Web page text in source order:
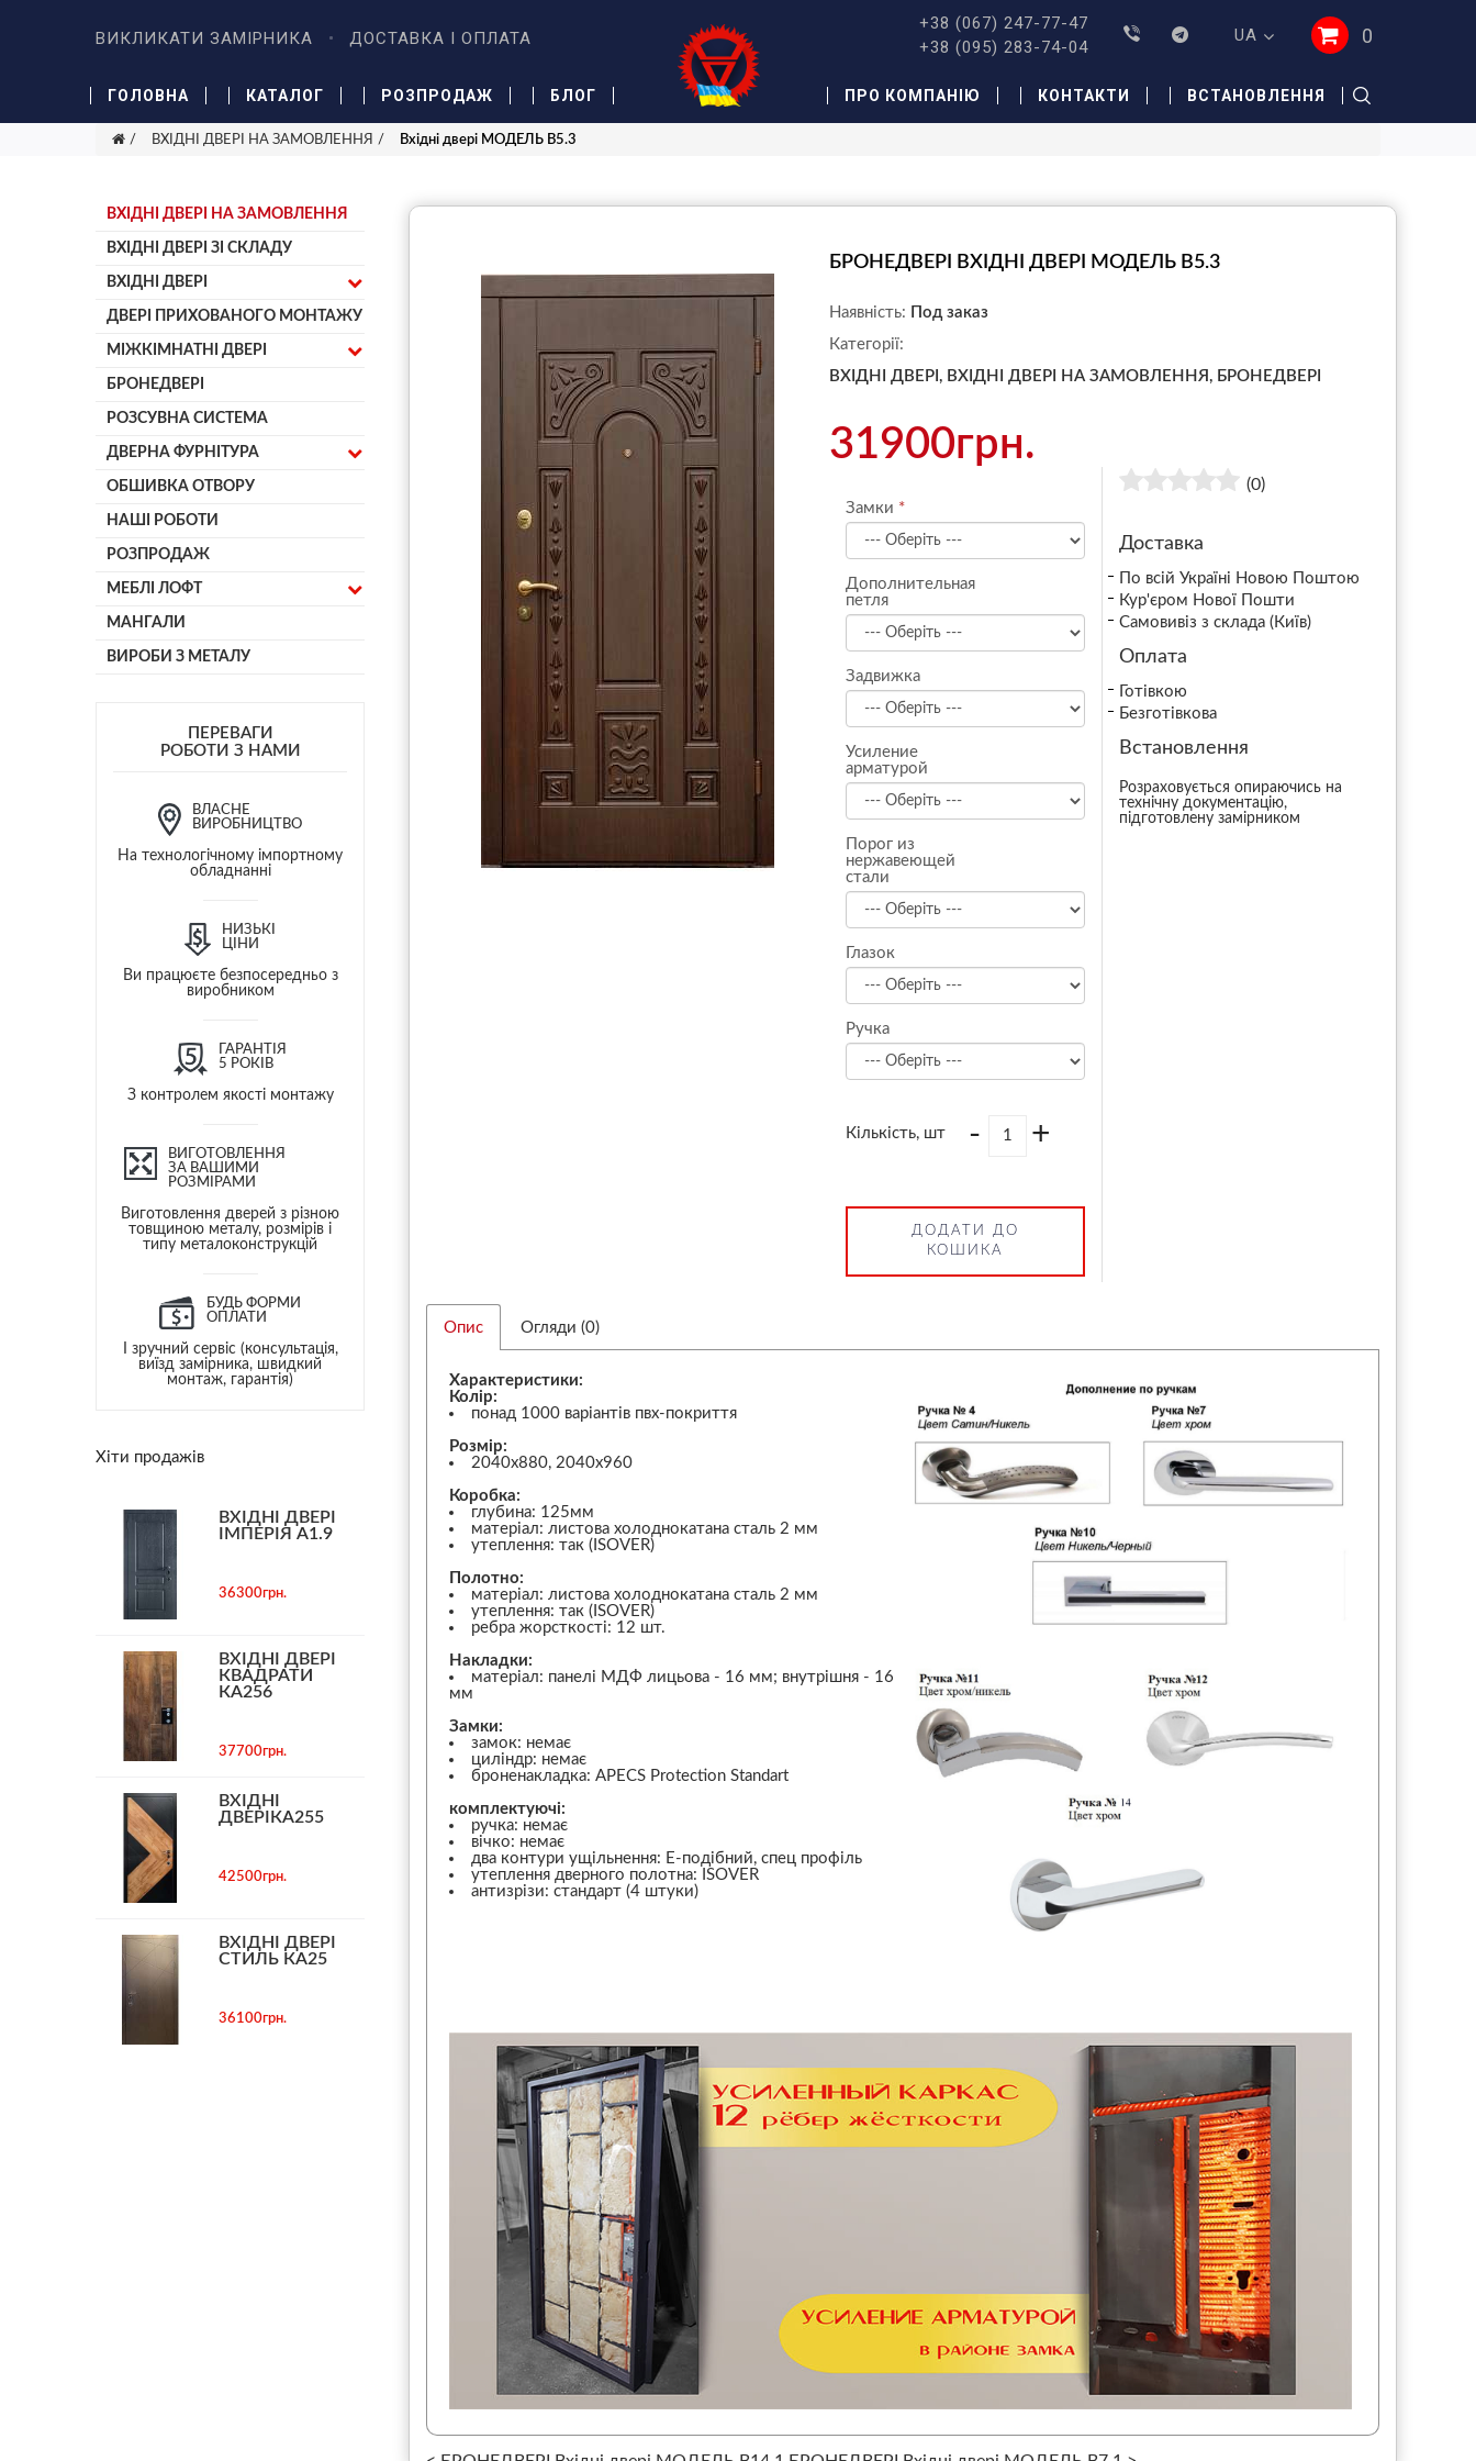
ВИКЛИКАТИ ЗАМІРНИКА ДОСТАВКА І ОПЛАТА
+38 (067) 247-77-47
+38 (095) 283-74-04
UA 0
ГОЛОВНА КАТАЛОГ РОЗПРОДАЖ БЛОГ ПРО КОМПАНІЮ КОНТАКТИ ВСТАНОВЛЕННЯ
ВХІДНІ ДВЕРІ НА ЗАМОВЛЕННЯ Вхідні двері МОДЕЛЬ B5.3
ВХІДНІ ДВЕРІ НА ЗАМОВЛЕННЯ
ВХІДНІ ДВЕРІ ЗІ СКЛАДУ
ВХІДНІ ДВЕРІ
ДВЕРІ ПРИХОВАНОГО МОНТАЖУ
МІЖКІМНАТНІ ДВЕРІ
БРОНЕДВЕРІ
РОЗСУВНА СИСТЕМА
ДВЕРНА ФУРНІТУРА
ОБШИВКА ОТВОРУ
НАШІ РОБОТИ
РОЗПРОДАЖ
МЕБЛІ ЛОФТ
МАНГАЛИ
ВИРОБИ З МЕТАЛУ
ПЕРЕВАГИ
РОБОТИ З НАМИ
ВЛАСНЕ
ВИРОБНИЦТВО
На технологічному імпортному
обладнанні
НИЗЬКІ
ЦІНИ
Ви працюєте безпосередньо з
виробником
ГАРАНТІЯ
5 РОКІВ
З контролем якості монтажу
ВИГОТОВЛЕННЯ
ЗА ВАШИМИ
РОЗМІРАМИ
Виготовлення дверей з різною
товщиною металу, розмірів і
типу металоконструкцій
БУДЬ ФОРМИ
ОПЛАТИ
І зручний сервіс (консультація,
виїзд замірника, швидкий
монтаж, гарантія)
Хіти продажів
ВХІДНІ ДВЕРІ
ІМПЕРІЯ А1.9
36300грн.
ВХІДНІ ДВЕРІ
КВАДРАТИ
КА256
37700грн.
ВХІДНІ
ДВЕРІКА255
42500грн.
ВХІДНІ ДВЕРІ
СТИЛЬ КА25
36100грн.
БРОНЕДВЕРІ ВХІДНІ ДВЕРІ МОДЕЛЬ B5.3
Наявність: Под заказ
Категорії:
ВХІДНІ ДВЕРІ, ВХІДНІ ДВЕРІ НА ЗАМОВЛЕННЯ, БРОНЕДВЕРІ
31900грн.
Замки
Дополнительная
петля
Задвижка
Усиление
арматурой
Порог из
нержавеющей
стали
Глазок
Ручка
Кількість, шт - +
ДОДАТИ ДО
КОШИКА
(0)
Доставка
По всій Україні Новою Поштою
Кур'єром Нової Пошти
Самовивіз з склада (Київ)
Оплата
Готівкою
Безготівкова
Встановлення
Розраховується опираючись на
технічну документацію,
підготовлену замірником
Опис Огляди (0)
Характеристики:
Колір:
понад 1000 варіантів пвх-покриття
Розмір:
2040х880, 2040х960
Коробка:
глубина: 125мм
матеріал: листова холоднокатана сталь 2 мм
утеплення: так (ISOVER)
Полотно:
матеріал: листова холоднокатана сталь 2 мм
утеплення: так (ISOVER)
ребра жорсткості: 12 шт.
Накладки:
матеріал: панелі МДФ лицьова - 16 мм; внутрішня - 16
мм
Замки:
замок: немає
циліндр: немає
броненакладка: APECS Protection Standart
комплектуючі:
ручка: немає
вічко: немає
два контури ущільнення: Е-подібний, спец профіль
утеплення дверного полотна: ISOVER
антизрізи: стандарт (4 штуки)